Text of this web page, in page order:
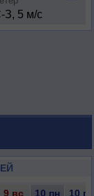
З, 5 м/с
9 вс 10 пн 10 пн